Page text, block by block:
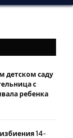
детском саду
с
ребенка
14-